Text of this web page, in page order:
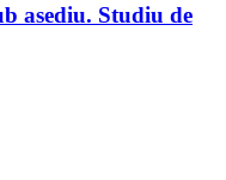
asediu. Studiu de